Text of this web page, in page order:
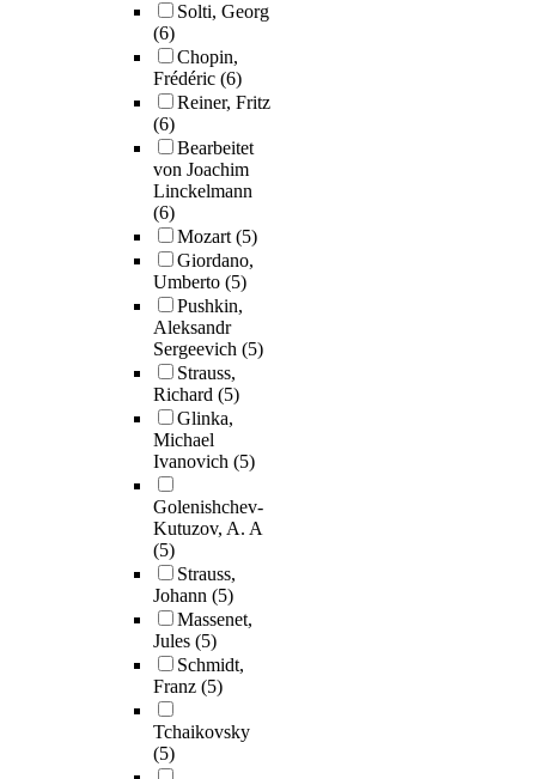
Solti, Georg
(6)
Chopin,
Frédéric (6)
Reiner, Fritz
(6)
Bearbeitet
von Joachim
Linckelmann
(6)
Mozart(5)
Giordano,
Umberto (5)
Pushkin,
Aleksandr
Sergeevich (5)
Strauss,
Richard (5)
Glinka,
Michael
Ivanovich (5)
Golenishchev-
Kutuzov, A. A
(5)
Strauss,
Johann (5)
Massenet,
Jules (5)
Schmidt,
Franz (5)
Tchaikovsky
(5)